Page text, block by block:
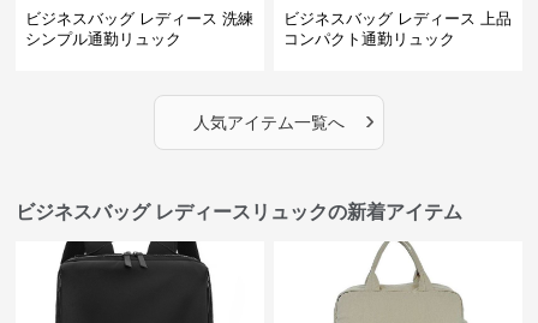
ビジネスバッグ レディース 洗練
シンプル通勤リュック
ビジネスバッグ レディース 上品
コンパクト通勤リュック
人気アイテム一覧へ ›
ビジネスバッグ レディースリュックの新着アイテム